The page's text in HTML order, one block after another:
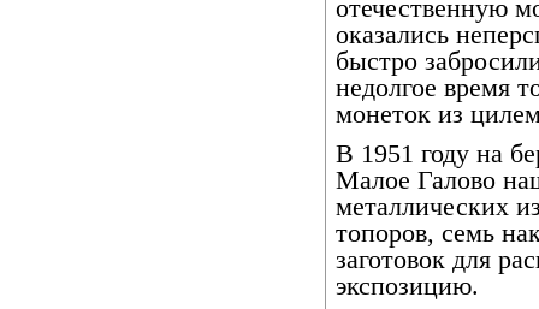
отечественную
оказались
быстро
недолгое время
монеток из
В 1951 году на
Малое Галово
металлических
топоров, семь
заготовок для
экспозицию.